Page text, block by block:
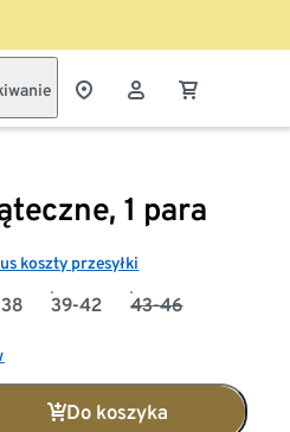
1 para
koszty przesyłki
39-42 43-46
Do koszyka